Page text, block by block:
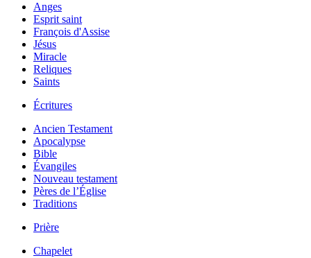
Anges
Esprit saint
François d'Assise
Jésus
Miracle
Reliques
Saints
Écritures
Ancien Testament
Apocalypse
Bible
Évangiles
Nouveau testament
Pères de l’Église
Traditions
Prière
Chapelet